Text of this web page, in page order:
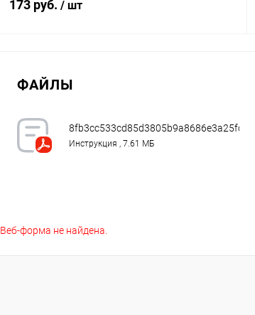
173 руб. / шт
В избранное В наличии
ФАЙЛЫ
8fb3cc533cd85d3805b9a8686e3a25fc.pdf
Инструкция , 7.61 МБ
Веб-форма не найдена.